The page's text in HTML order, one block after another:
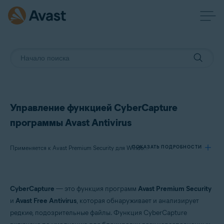
Управление функцией CyberCapture
программы Avast Antivirus
Применяется к Avast Premium Security для Windows, Avast Free Antivirus для Windows
ПОКАЗАТЬ ПОДРОБНОСТИ
Продукты:
Avast Premium Security 22.x для Windows
CyberCapture — это функция программ Avast Premium Security
и Avast Free Antivirus, которая обнаруживает и анализирует
редкие, подозрительные файлы. Функция CyberCapture